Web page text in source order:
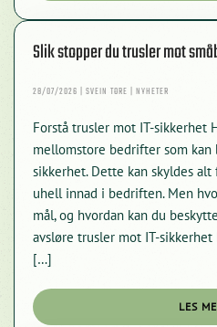
Slik stopper du trusler mot
28/07/2026 | SVEIN TORE | NYHETER
Forstå trusler mot IT-sikkerhet
mellomstore bedrifter som
sikkerhet. Dette kan skyldes
uhell innad i bedriften. Men
mål, og hvordan kan du
avsløre trusler mot IT-
[…]
LES